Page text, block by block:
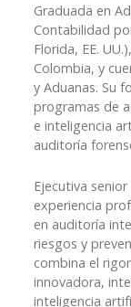
Graduada en
Contabilidad
Florida, EE.
Colombia, y
y Aduanas. Su
programas de
e inteligencia
auditoría
Ejecutiva
experiencia
en auditoría
riesgos y
combina el
innovadora,
inteligencia